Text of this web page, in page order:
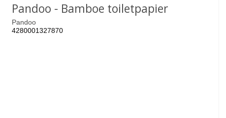
Pandoo - Bamboe toiletpapier
Pandoo
4280001327870